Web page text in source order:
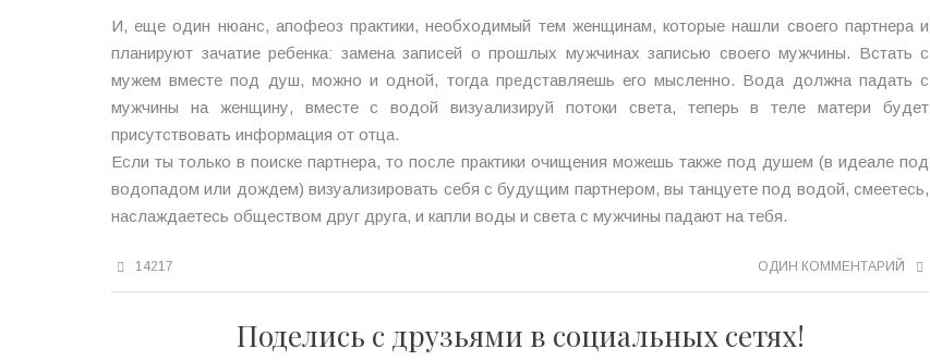
И, еще один нюанс, апофеоз практики, необходимый тем женщинам, которые нашли своего партнера и
планируют зачатие ребенка: замена записей о прошлых мужчинах записью своего мужчины. Встать с
мужем вместе под душ, можно и одной, тогда представляешь его мысленно. Вода должна падать с
мужчины на женщину, вместе с водой визуализируй потоки света, теперь в теле матери будет
присутствовать информация от отца.
Если ты только в поиске партнера, то после практики очищения можешь также под душем (в идеале под
водопадом или дождем) визуализировать себя с будущим партнером, вы танцуете под водой, смеетесь,
наслаждаетесь обществом друг друга, и капли воды и света с мужчины падают на тебя.
14217 ОДИН КОММЕНТАРИЙ
Поделись с друзьями в социальных сетях!